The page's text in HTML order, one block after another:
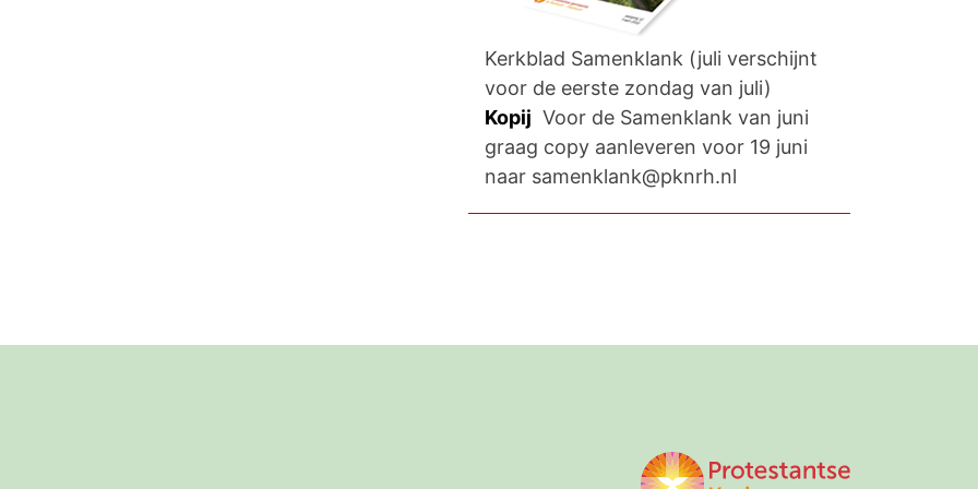
Kerkblad Samenklank (juli verschijnt
voor de eerste zondag van juli)
Kopij Voor de Samenklank van juni
graag copy aanleveren voor 19 juni
naar samenklank@pknrh.nl